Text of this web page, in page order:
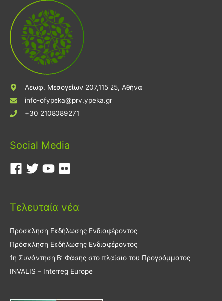
Λεωφ. Μεσογείων 207,115 25, Αθήνα
info-ofypeka@prv.ypeka.gr
+30 2108089271
Social Media
Τελευταία νέα
Πρόσκληση Εκδήλωσης Ενδιαφέροντος
Πρόσκληση Εκδήλωσης Ενδιαφέροντος
1η Συνάντηση Β’ Φάσης στο πλαίσιο του Προγράμματος
INVALIS – Interreg Europe